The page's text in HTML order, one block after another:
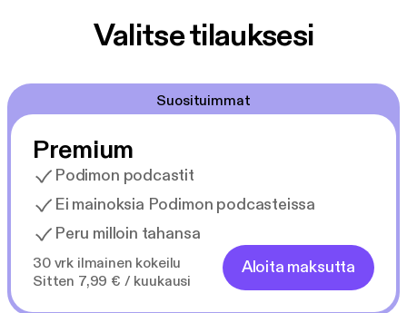
Valitse tilauksesi
Suosituimmat
Premium
Podimon podcastit
Ei mainoksia Podimon podcasteissa
Peru milloin tahansa
30 vrk ilmainen kokeilu
Sitten 7,99 € / kuukausi
Aloita maksutta